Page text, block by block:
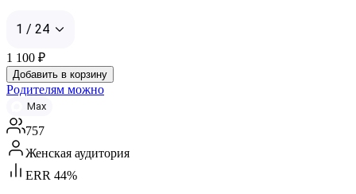
1 / 24
1 100 ₽
Добавить в корзину
Родителям можно
Max
757
Женская аудитория
ERR 44%